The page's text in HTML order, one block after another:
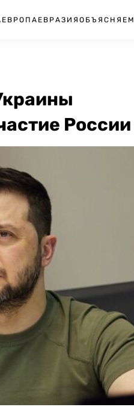
ЕВРОПА ЕВРАЗИЯ ОБЪЯСНЯЕМ
России